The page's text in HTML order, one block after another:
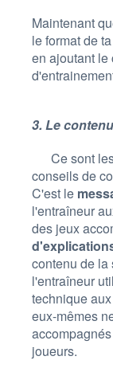
Maintenant
le format de
en ajoutant le
3. Le contenu
Ce sont les
conseils de
C'est le
l'entraîneur
des jeux
contenu de
l'entraîneur
technique
eux-mêmes
joueurs.